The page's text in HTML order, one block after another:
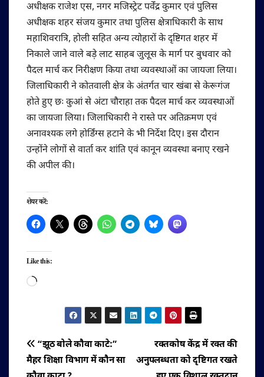
अधीक्षक राजेश एस, नगर मजिस्ट्रेट पर्वेंद्र कुमार एवं पुलिस
अधीक्षक शहर संजय कुमार तथा पुलिस क्षेत्राधिकारी के साथ
महाशिवरात्रि, होली सहित अन्य त्योहारों के दृष्टिगत शहर में
निकाले जाने वाले बड़े लाट साहब जुलूस के मार्ग पर बुधवार को
पैदल मार्च कर निरीक्षण किया तथा व्यवस्थाओं का जायजा लिया।
जिलाधिकारी ने कोतवाली क्षेत्र के अंतर्गत चार खंबा से केरूगंज
होते हुए छः कुआं से अंटा चौराहा तक पैदल मार्च कर व्यवस्थाओं
का जायजा लिया। जिलाधिकारी ने रास्ते पर अतिक्रमण एवं
अनावश्यक लगे होर्डिंग्स हटाने के भी निर्देश दिए। इस दौरान
उन्होंने लोगों से वार्ता कर शांति एवं कानून व्यवस्था बनाए रखने
की अपील की।
शेयर करें:
Like this:
Loading…
पोस्ट
रक्तकोष केंद्र में रक्त की
अनुपलब्धता को दृष्टिगत रखते
“झूठ बोले कौवा काटे:”
मैहर शिक्षा विभाग में कौन सा